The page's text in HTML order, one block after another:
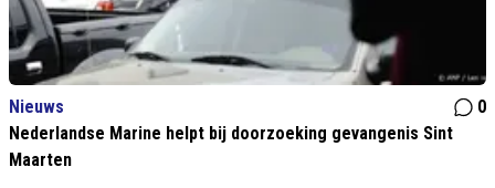
Nieuws
0
Nederlandse Marine helpt bij doorzoeking gevangenis Sint
Maarten